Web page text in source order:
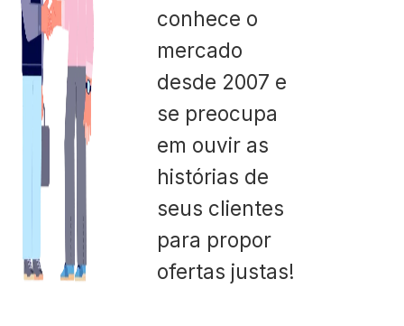
conhece o
mercado
desde 2007 e
se preocupa
em ouvir as
histórias de
seus clientes
para propor
ofertas justas!